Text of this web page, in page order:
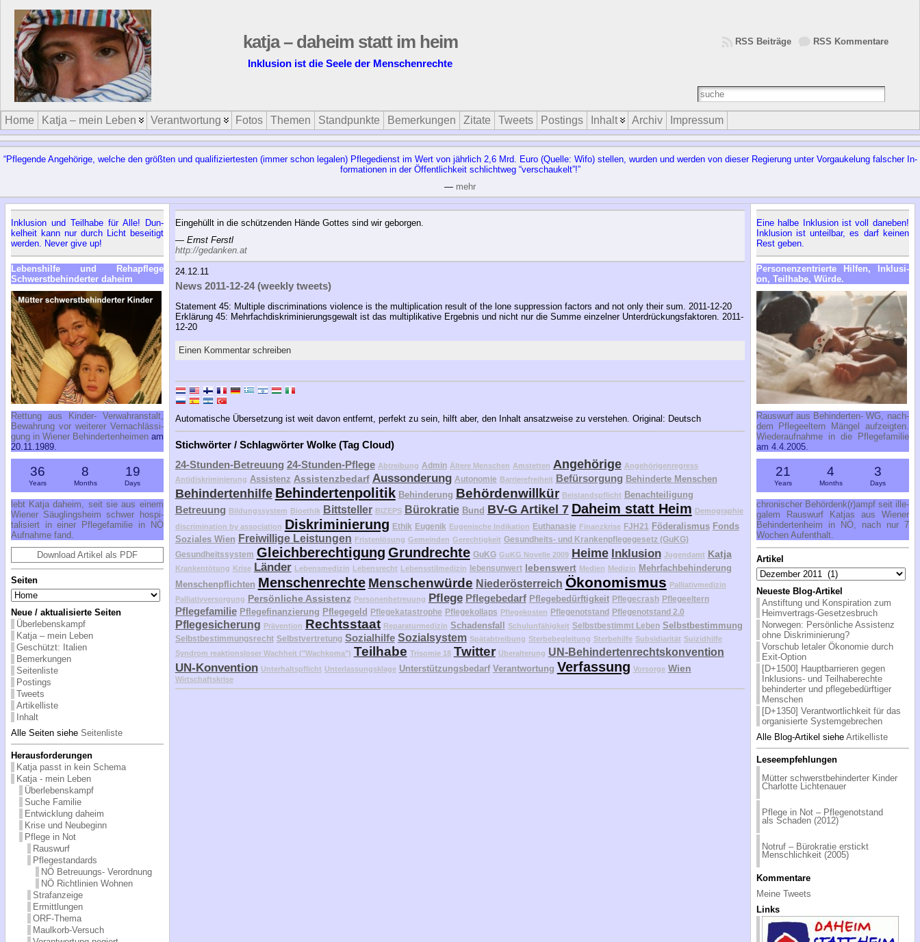
katja – daheim statt im heim
Inklusion ist die Seele der Menschenrechte
RSS Kommentare
RSS Beiträge
Home Katja – mein Leben Verantwortung Fotos Themen Standpunkte Bemerkungen Zitate Tweets Postings Inhalt Archiv Impressum
“Pfle­gen­de An­ge­hö­ri­ge, wel­che den größ­ten und qua­li­fi­zier­tes­ten (im­mer schon le­ga­len) Pfle­ge­dienst im Wert von jähr­lich 2,6 Mrd. Eu­ro (Quel­le: Wi­fo) stel­len, wur­den und wer­den von die­ser Re­gie­rung un­ter Vor­gau­ke­lung fal­scher In­
for­ma­tio­nen in der Öf­fent­lich­keit schlicht­weg “ver­schau­kelt”!”
— mehr
In­klu­si­on und Teil­ha­be für Al­le! Dun­
kel­heit kann nur durch Licht be­sei­tigt
wer­den. Ne­ver gi­ve up!
Le­bens­hil­fe und Re­h­a­pfle­ge
Schwerst­be­hin­der­ter da­heim
Ret­tung aus Kin­der- Ver­wahr­an­stalt,
Be­wah­rung vor wei­te­rer Ver­nach­läs­si­
gung in Wie­ner Be­hin­der­ten­hei­menam
20.11.1989.
36
Years
8
Months
19
Days
lebt Kat­ja da­heim, seit sie aus ei­nem
Wie­ner Säug­lings­heim schwer hos­pi­
ta­li­siert in ei­ner Pfle­ge­fa­mi­lie in NÖ
Auf­nah­me fand.
Download Artikel als PDF
Seiten
Neue / aktualisierte Seiten
Überlebenskampf
Katja – mein Leben
Geschützt: Italien
Bemerkungen
Seitenliste
Postings
Tweets
Artikelliste
Inhalt
Alle Seiten siehe Seitenliste
Herausforderungen
Katja passt in kein Schema
Katja - mein Leben
Überlebenskampf
Suche Familie
Entwicklung daheim
Krise und Neubeginn
Pflege in Not
Rauswurf
Pflegestandards
NÖ Betreuungs- Verordnung
NÖ Richtlinien Wohnen
Strafanzeige
Ermittlungen
ORF-Thema
Maulkorb-Versuch
Eingehüllt in die schützenden Hände Gottes sind wir geborgen.
— Ernst Ferstl
http://gedanken.at
24.12.11
News 2011-12-24 (weekly tweets)
Statement 45: Multiple discriminations violence is the multiplication result of the lone suppression factors and not only their sum. 2011-12-20
Erklärung 45: Mehrfachdiskriminierungsgewalt ist das multiplikative Ergebnis und nicht nur die Summe einzelner Unterdrückungsfaktoren. 2011-
12-20
Einen Kommentar schreiben
Automatische Übersetzung ist weit davon entfernt, perfekt zu sein, hilft aber, den Inhalt ansatzweise zu verstehen. Original: Deutsch
Stichwörter / Schlagwörter Wolke (Tag Cloud)
24-Stunden-Betreuung 24-Stunden-Pflege Abtreibung Admin Ältere Menschen Amstetten Angehörige Angehörigenregress
Antidiskriminierung Assistenz Assistenzbedarf Aussonderung Autonomie Barrierefreiheit Befürsorgung Behinderte Menschen
Behindertenhilfe Behindertenpolitik Behinderung Behördenwillkür Beistandspflicht Benachteiligung
Betreuung Bildungssystem Bioethik Bittsteller BIZEPS Bürokratie Bund BV-G Artikel 7 Daheim statt Heim Demographie
discrimination by association Diskriminierung Ethik Eugenik Eugenische Indikation Euthanasie Finanzkrise FJH21 Föderalismus Fonds
Soziales Wien Freiwillige Leistungen Fristenlösung Gemeinden Gerechtigkeit Gesundheits- und Krankenpflegegesetz (GuKG)
Gesundheitssystem Gleichberechtigung Grundrechte GuKG GuKG Novelle 2009 Heime Inklusion Jugendamt Katja
Krankentötung Krise Länder Lebensmedizin Lebensrecht Lebensstilmedizin lebensunwert lebenswert Medien Medizin Mehrfachbehinderung
Menschenpflichten Menschenrechte Menschenwürde Niederösterreich Ökonomismus Palliativmedizin
Palliativversorgung Persönliche Assistenz Personenbetreuung Pflege Pflegebedarf Pflegebedürftigkeit Pflegecrash Pflegeeltern
Pflegefamilie Pflegefinanzierung Pflegegeld Pflegekatastrophe Pflegekollaps Pflegekosten Pflegenotstand Pflegenotstand 2.0
Pflegesicherung Prävention Rechtsstaat Reparaturmedizin Schadensfall Schulunfähigkeit Selbstbestimmt Leben Selbstbestimmung
Selbstbestimmungsrecht Selbstvertretung Sozialhilfe Sozialsystem Spätabtreibung Sterbebegleitung Sterbehilfe Subsidiarität Suizidhilfe
Syndrom reaktionsloser Wachheit ("Wachkoma") Teilhabe Trisomie 18 Twitter Überalterung UN-Behindertenrechtskonvention
UN-Konvention Unterhaltspflicht Unterlassungsklage Unterstützungsbedarf Verantwortung Verfassung Vorsorge Wien
Wirtschaftskrise
Ei­ne hal­be In­klu­si­on ist voll da­ne­ben!
In­klu­si­on ist un­teil­bar, es darf kei­nen
Rest ge­ben.
Per­so­nen­zen­trier­te Hil­fen, In­klu­si­
on, Teil­ha­be, Wür­de.
Raus­wurf aus Be­hin­der­ten- WG, nach­
dem Pfle­ge­el­tern Män­gel auf­zeig­ten.
Wie­der­auf­nah­me in die Pfle­ge­fa­mi­lie
am 4.4.2005.
21
Years
4
Months
3
Days
chro­ni­scher Be­hör­denk(r)ampf seit il­le­
ga­lem Raus­wurf Kat­jas aus Wie­ner
Be­hin­der­ten­heim in NÖ, nach nur 7
Wo­chen Auf­ent­halt.
Artikel
Artikel
Neueste Blog-Artikel
Anstiftung und Konspiration zum
Heimvertrags-Gesetzesbruch
Norwegen: Persönliche Assistenz
ohne Diskriminierung?
Vorschub letaler Ökonomie durch
Exit-Option
[D+1500] Hauptbarrieren gegen
Inklusions- und Teilhaberechte
behinderter und pflegebedürftiger
Menschen
[D+1350] Verantwortlichkeit für das
organisierte Systemgebrechen
Alle Blog-Artikel siehe Artikelliste
Leseempfehlungen
Müt­ter schwerst­be­hin­der­ter Kin­der
Char­lot­te Lich­ten­au­er
Pfle­ge in Not – Pfle­ge­not­stand
als Scha­den (2012)
Not­ruf – Bü­ro­kra­tie er­stickt
Mensch­lich­keit (2005)
Kommentare
Meine Tweets
Links